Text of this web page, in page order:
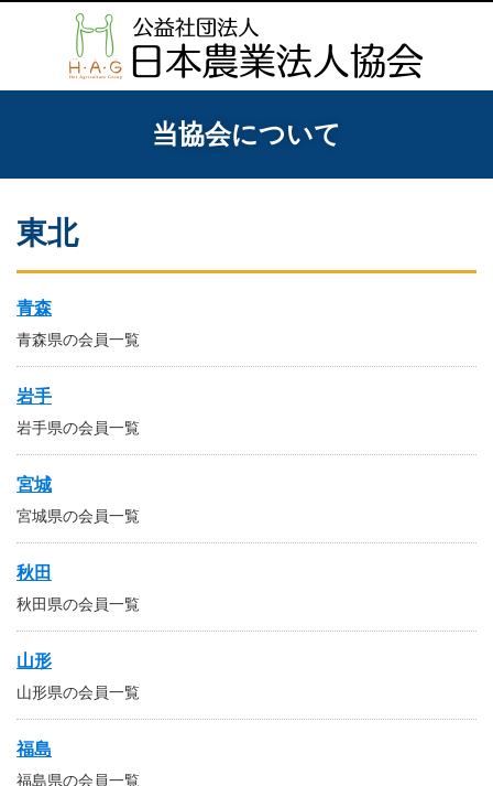
当協会について
東北
青森
青森県の会員一覧
岩手
岩手県の会員一覧
宮城
宮城県の会員一覧
秋田
秋田県の会員一覧
山形
山形県の会員一覧
福島
福島県の会員一覧